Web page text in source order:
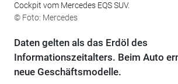
Cockpit vom Mercedes EQS SUV.
© Foto: Mercedes
Daten gelten als das Erdöl des
Informationszeitalters. Beim Auto
neue Geschäftsmodelle.